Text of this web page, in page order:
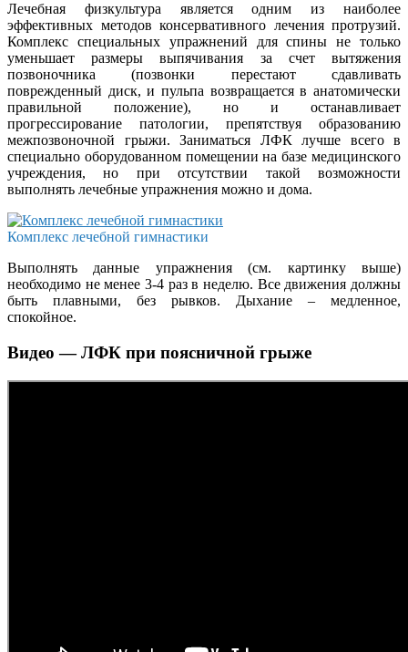
Лечебная физкультура является одним из наиболее
эффективных методов консервативного лечения протрузий.
Комплекс специальных упражнений для спины не только
уменьшает размеры выпячивания за счет вытяжения
позвоночника (позвонки перестают сдавливать
поврежденный диск, и пульпа возвращается в анатомически
правильной положение), но и останавливает
прогрессирование патологии, препятствуя образованию
межпозвоночной грыжи. Заниматься ЛФК лучше всего в
специально оборудованном помещении на базе медицинского
учреждения, но при отсутствии такой возможности
выполнять лечебные упражнения можно и дома.
Комплекс лечебной гимнастики
Выполнять данные упражнения (см. картинку выше)
необходимо не менее 3-4 раз в неделю. Все движения должны
быть плавными, без рывков. Дыхание – медленное,
спокойное.
Видео — ЛФК при поясничной грыже